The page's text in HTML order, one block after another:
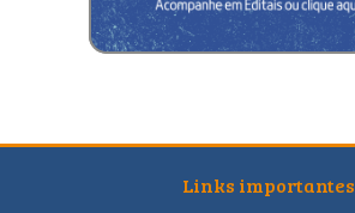
Links importantes